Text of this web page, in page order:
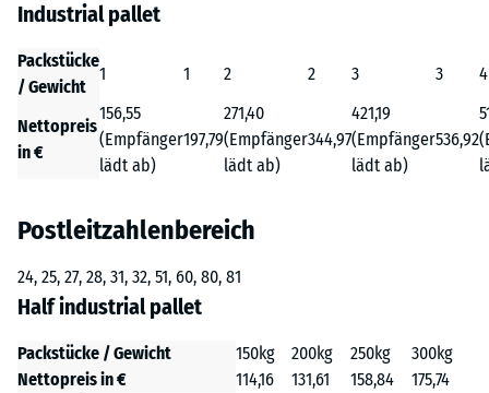
Industrial pallet
Packstücke
/ Gewicht
1 1 2 2 3 3 4
Nettopreis
in €
156,55
(Empfänger
lädt ab)
197,79
271,40
(Empfänger
lädt ab)
344,97
421,19
(Empfänger
lädt ab)
536,92
Postleitzahlenbereich
24, 25, 27, 28, 31, 32, 51, 60, 80, 81
Half industrial pallet
Packstücke / Gewicht 150kg 200kg 250kg
300kg
Nettopreis in €
114,16 131,61 158,84 175,74